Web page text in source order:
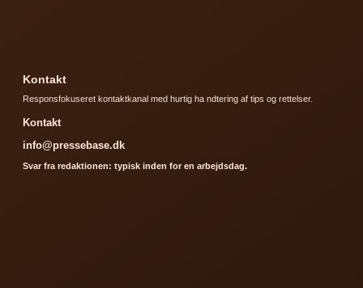
Kontakt
Responsfokuseret kontaktkanal med hurtig ha ndtering af tips og rettelser.
Kontakt
info@pressebase.dk
Svar fra redaktionen: typisk inden for en arbejdsdag.